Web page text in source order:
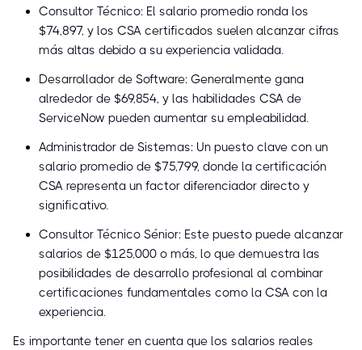
Consultor Técnico: El salario promedio ronda los
$74,897, y los CSA certificados suelen alcanzar cifras
más altas debido a su experiencia validada.
Desarrollador de Software: Generalmente gana
alrededor de $69,854, y las habilidades CSA de
ServiceNow pueden aumentar su empleabilidad.
Administrador de Sistemas: Un puesto clave con un
salario promedio de $75,799, donde la certificación
CSA representa un factor diferenciador directo y
significativo.
Consultor Técnico Sénior: Este puesto puede alcanzar
salarios de $125,000 o más, lo que demuestra las
posibilidades de desarrollo profesional al combinar
certificaciones fundamentales como la CSA con la
experiencia.
Es importante tener en cuenta que los salarios reales